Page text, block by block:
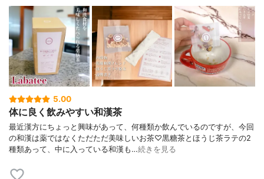
5.00
体に良く飲みやすい和漢茶
最近漢方にちょっと興味があって、何種類か飲んでいるのですが、今回
の和漢は薬ではなくただただ美味しいお茶♡黒糖茶とほうじ茶ラテの2
種類あって、中に入っている和漢も…続きを見る